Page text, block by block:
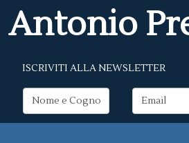
Antonio
ISCRIVITI ALLA NEWSLETTER